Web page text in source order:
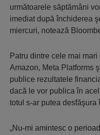
următoarele săptămâni
imediat după închiderea
miercuri, notează
Patru dintre cele mai
Amazon, Meta Platforms
publice rezultatele
dacă le vor publica în
totul s-ar putea desfăşura
„Nu-mi amintesc o